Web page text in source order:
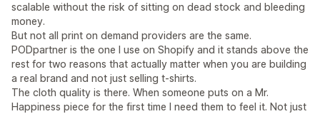
scalable without the risk of sitting on dead stock and bleeding
money.
But not all print on demand providers are the same.
PODpartner is the one I use on Shopify and it stands above the
rest for two reasons that actually matter when you are building
a real brand and not just selling t-shirts.
The cloth quality is there. When someone puts on a Mr.
Happiness piece for the first time I need them to feel it. Not just